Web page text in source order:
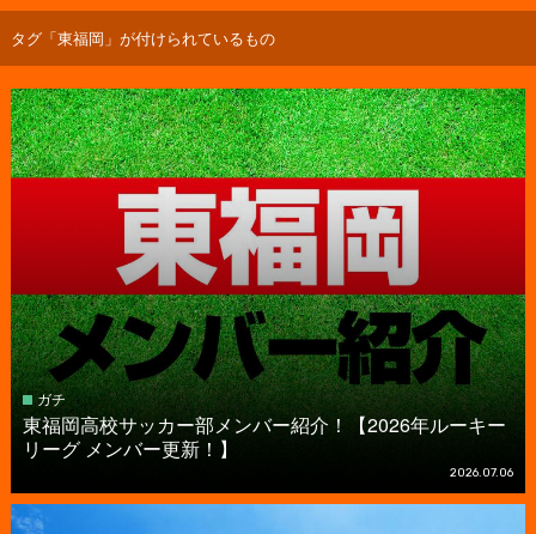
タグ「東福岡」が付けられているもの
ガチ
東福岡高校サッカー部メンバー紹介！【2026年ルーキー
リーグ メンバー更新！】
2026.07.06